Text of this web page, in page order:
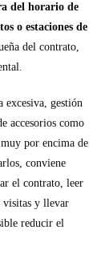
del horario de
o estaciones de
del contrato,
excesiva, gestión
accesorios como
por encima de
conviene
el contrato, leer
visitas y llevar
reducir el